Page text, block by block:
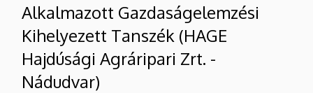
Alkalmazott Gazdaságelemzési
Kihelyezett Tanszék (HAGE
Hajdúsági Agráripari Zrt. -
Nádudvar)